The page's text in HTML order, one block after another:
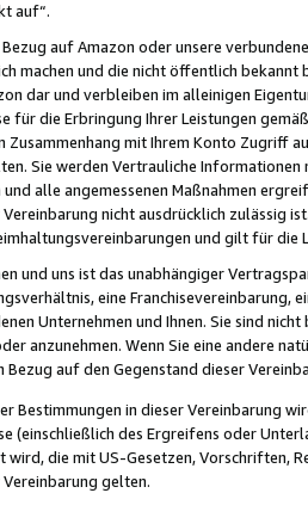
auf“.
auf Amazon oder unsere
machen und die nicht öffentlich
dar und verbleiben im alleinigen
für die Erbringung Ihrer Leistungen
Zusammenhang mit Ihrem Konto
Sie werden Vertrauliche
alle angemessenen Maßnahmen
nicht ausdrücklich zulässig
und gilt für die
und uns ist das unabhängiger
eine Franchisevereinbarung,
Unternehmen und Ihnen. Sie sind
anzunehmen. Wenn Sie eine andere
Bezug auf den Gegenstand dieser
Bestimmungen in dieser Vereinbarung
(einschließlich des Ergreifens oder
die mit US-Gesetzen, Vorschriften,
gelten.